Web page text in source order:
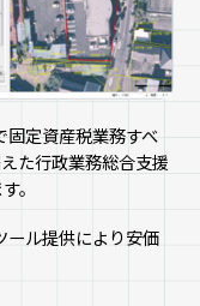
固定資産税業務すべ
た行政業務総合支援
。
ール提供により安価